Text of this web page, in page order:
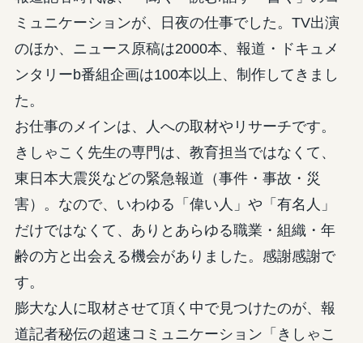
ミュニケーションが、日夜の仕事でした。TV出演
のほか、ニュース原稿は2000本、報道・ドキュメ
ンタリーb番組企画は100本以上、制作してきまし
た。
お仕事のメインは、人への取材やリサーチです。
きしゃこく先生の専門は、教育担当ではなくて、
東日本大震災などの緊急報道（事件・事故・災
害）。なので、いわゆる「偉い人」や「有名人」
だけではなくて、ありとあらゆる職業・組織・年
齢の方と出会える機会がありました。感謝感謝で
す。
膨大な人に取材させて頂く中で見つけたのが、報
道記者秘伝の超速コミュニケーション「きしゃこ